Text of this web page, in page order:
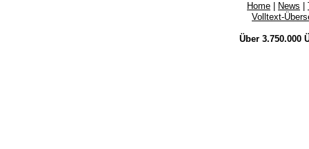
Home News
Volltext-
Über 3.750.000